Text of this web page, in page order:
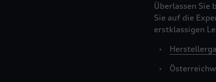
Überlassen Sie
Sie auf die
erstklassigen
›
›